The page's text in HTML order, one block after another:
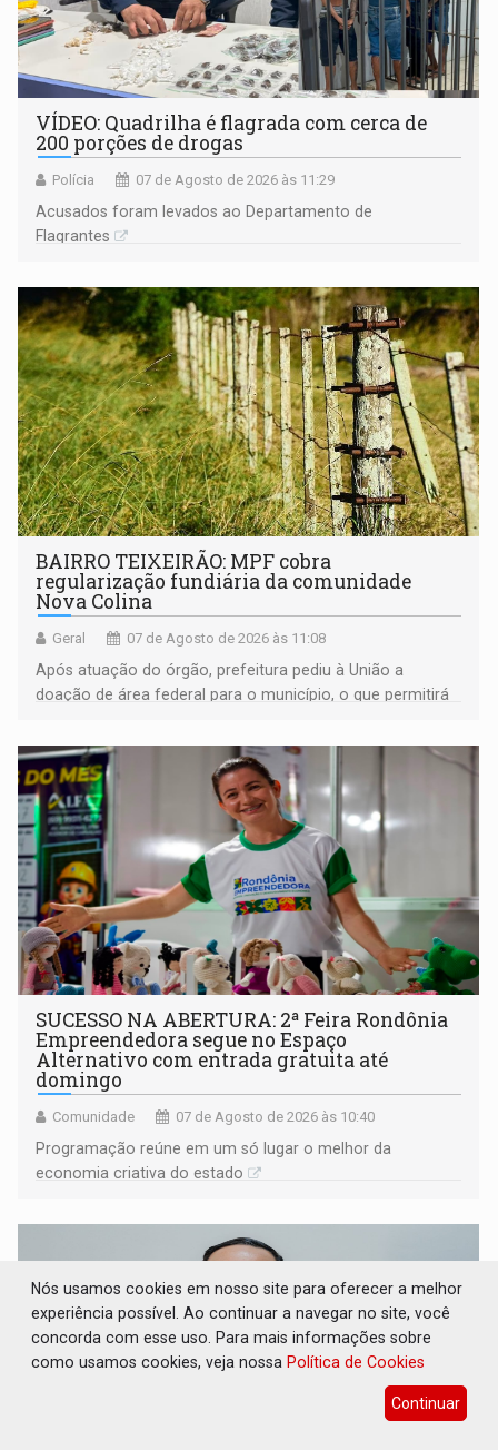
VÍDEO: Quadrilha é flagrada com cerca de
200 porções de drogas
Polícia 07 de Agosto de 2026 às 11:29
Acusados foram levados ao Departamento de
Flagrantes
BAIRRO TEIXEIRÃO: MPF cobra
regularização fundiária da comunidade
Nova Colina
Geral 07 de Agosto de 2026 às 11:08
Após atuação do órgão, prefeitura pediu à União a
doação de área federal para o município, o que permitirá
SUCESSO NA ABERTURA: 2ª Feira Rondônia
Empreendedora segue no Espaço
Alternativo com entrada gratuita até
domingo
Comunidade 07 de Agosto de 2026 às 10:40
Programação reúne em um só lugar o melhor da
economia criativa do estado
Nós usamos cookies em nosso site para oferecer a melhor
experiência possível. Ao continuar a navegar no site, você
concorda com esse uso. Para mais informações sobre
como usamos cookies, veja nossa Política de Cookies
Continuar